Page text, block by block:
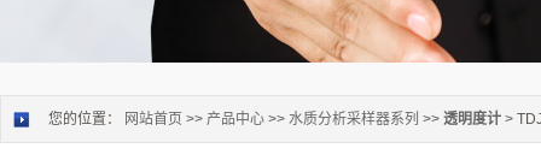
您的位置： 网站首页 >> 产品中心 >> 水质分析采样器系列 >> 透明度计 >